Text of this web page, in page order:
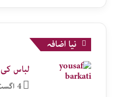
نیا اضافہ
لباس
4 اگست, 2026